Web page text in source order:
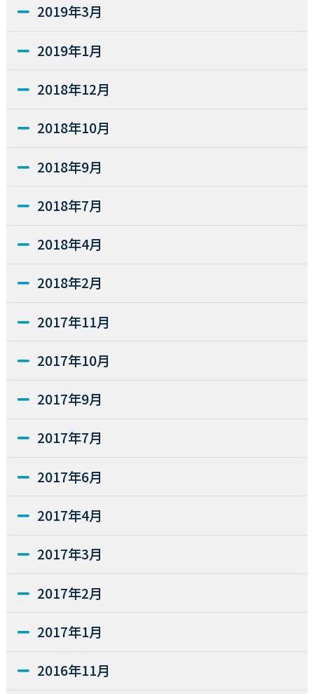
2019年3月
2019年1月
2018年12月
2018年10月
2018年9月
2018年7月
2018年4月
2018年2月
2017年11月
2017年10月
2017年9月
2017年7月
2017年6月
2017年4月
2017年3月
2017年2月
2017年1月
2016年11月